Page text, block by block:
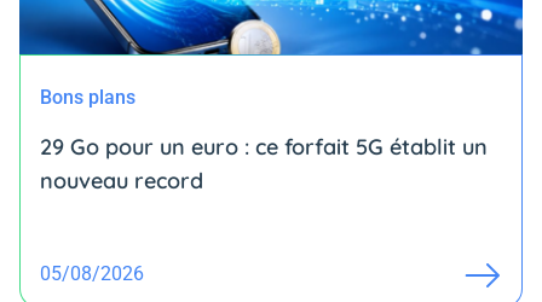
Bons plans
29 Go pour un euro : ce forfait 5G établit un
nouveau record
05/08/2026